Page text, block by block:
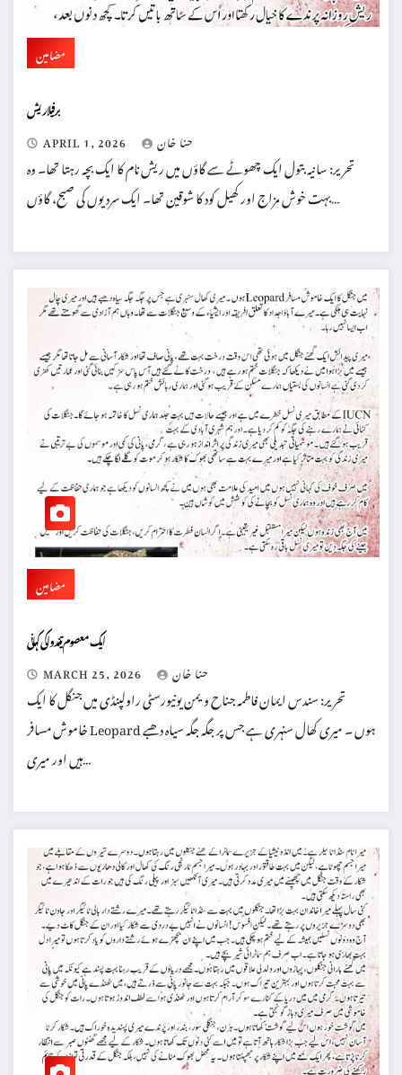
مضامین
برفیلا ریش
APRIL 1, 2026
حنا خان
تحریر: سانیہ بتول ایک چھوٹے سے گاؤں میں ریش نام کا ایک بچہ رہتا تھا۔ وہ
بہت خوش مزاج اور کھیل کود کا شوقین تھا۔ ایک سردیوں کی صبح، گاؤں…
مضامین
ایک معصوم تیندوا کی کہانی
MARCH 25, 2026
حنا خان
تحریر: سندس ایمان فاطمہ جناح ویمن یونیورسٹی راولپنڈی میں جنگل کا ایک
خاموش مسافر Leopard ہوں ۔ میری کھال سنہری ہے جس پر جگہ جگہ سیاہ دھبے
ہیں اور میری…